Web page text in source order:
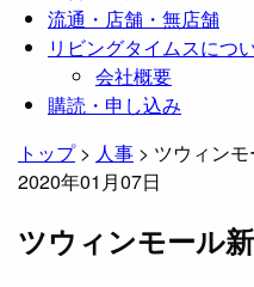
流通・店舗・無店舗
リビングタイムスにつ
会社概要
購読・申し込み
トップ> 人事 > ツウィン
2020年01月07日
ツウィンモール